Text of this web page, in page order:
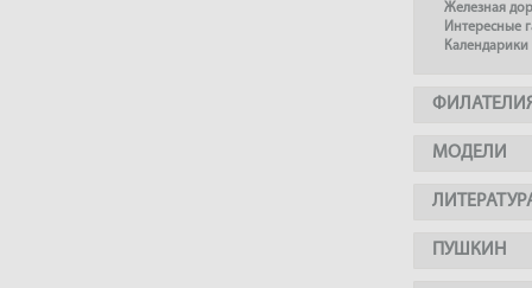
Железная
Интересные
Календарики
МОДЕЛИ
ПУШКИН